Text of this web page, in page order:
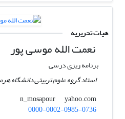
هیات تحریریه
نعمت الله موسی پور
برنامه ریزی درسی
استاد گروه علوم تربیتی دانشگاه
n_mosapour
yahoo.com
0000-0002-0985-0736